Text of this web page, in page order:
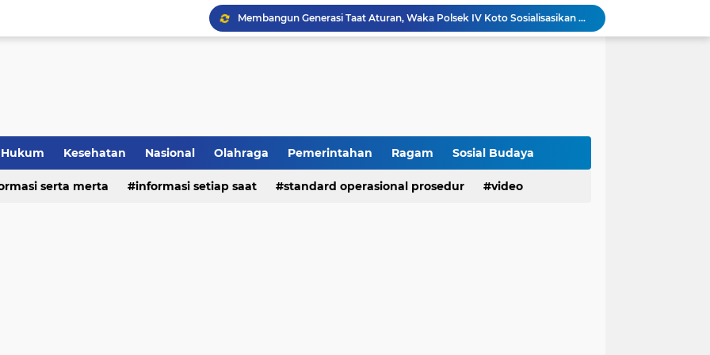
Membangun Generasi Taat Aturan, Waka Polsek IV Koto Sosialisasikan Kesadaran Hukum dan Tertib Berlalu Lintas
Tanamkan Kesadaran Sejak Dini, Binmas Polresta Bukittinggi Sosialisasikan Bahaya NAPZA di SMPN 1 Bukittinggi
Wakapolsek Baso Jadi Narasumber Penyuluhan Bahaya Penyalahgunaan Narkoba di SMPN 1 Baso
Hukum Kesehatan Nasional Olahraga Pemerintahan Ragam Sosial Budaya
serta merta informasi setiap saat standard operasional prosedur video